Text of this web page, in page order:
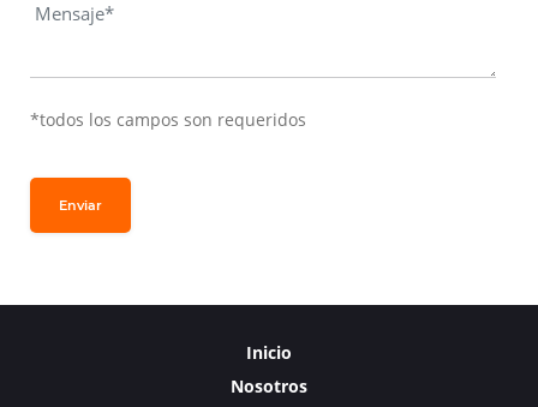
*todos los campos son requeridos
Enviar
Inicio
Nosotros